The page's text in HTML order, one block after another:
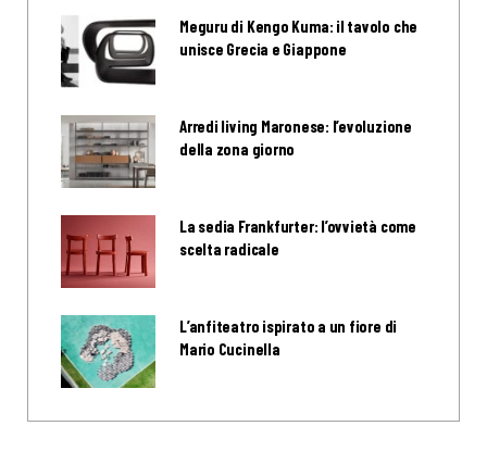
Meguru di Kengo Kuma: il tavolo che
unisce Grecia e Giappone
Arredi living Maronese: l’evoluzione
della zona giorno
La sedia Frankfurter: l’ovvietà come
scelta radicale
L’anfiteatro ispirato a un fiore di
Mario Cucinella